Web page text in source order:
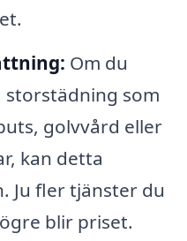
Om du
som
golvvård eller
kan detta
Ju fler tjänster du
blir priset.